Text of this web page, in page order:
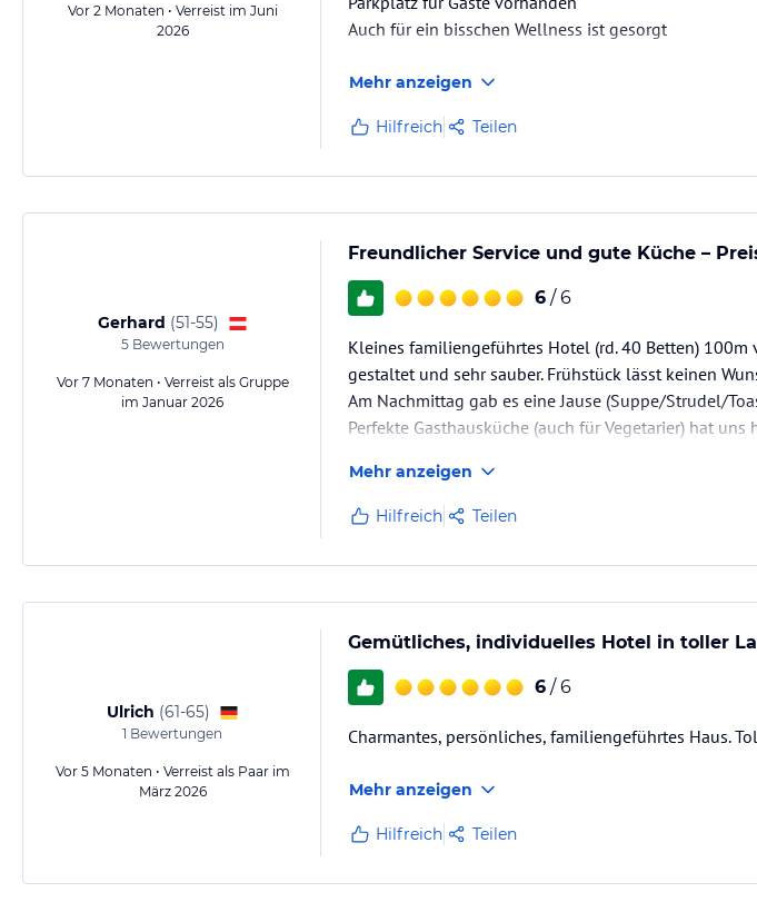
Vor 2 Monaten • Verreist im Juni
2026
Auch für ein bisschen Wellness ist gesorgt
Mehr anzeigen
Hilfreich Teilen
Gerhard (51-55)
5Bewertungen
Vor 7 Monaten • Verreist als Gruppe
im Januar 2026
Freundlicher Service und gute Küche –
6 / 6
Kleines familiengeführtes Hotel (rd. 40 Betten)
gestaltet und sehr sauber. Frühstück lässt keinen
Am Nachmittag gab es eine Jause (Suppe/Strudel/
Perfekte Gasthausküche (auch für Vegetarier) hat
Mehr anzeigen
Hilfreich Teilen
Ulrich (61-65)
1 Bewertungen
Vor 5 Monaten • Verreist als Paar im
März 2026
Gemütliches, individuelles Hotel in toller
6 / 6
Charmantes, persönliches, familiengeführtes Haus.
Mehr anzeigen
Hilfreich Teilen